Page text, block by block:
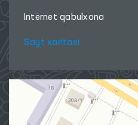
Internet qabulxona
Sayt xaritasi